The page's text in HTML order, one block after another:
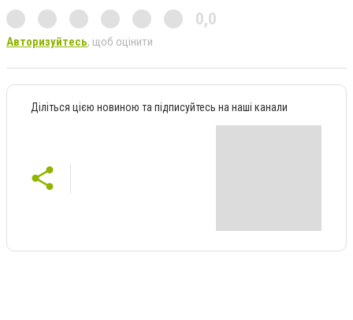
0,0
Авторизуйтесь, щоб оцінити
Діліться цією новиною та підписуйтесь на наші канали